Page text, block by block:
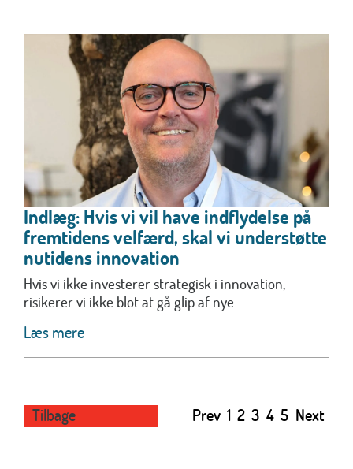
Indlæg: Hvis vi vil have indflydelse på
fremtidens velfærd, skal vi understøtte
nutidens innovation
Hvis vi ikke investerer strategisk i innovation,
risikerer vi ikke blot at gå glip af nye...
Læs mere
Tilbage Prev 1 2 3 4 5 Next